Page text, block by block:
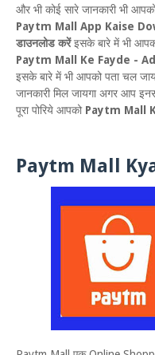
और भी कोई सारे जानकारी भी
Paytm Mall App Kaise
डाउनलोड करेंइसके बारे में भी
Paytm Mall Ke Fayde -
इसके बारे में भी आपको पता चल
जानकारी मिल जायगा अगर आप
पूरा पोरिये आपको Paytm Mall
Paytm Mall Kya